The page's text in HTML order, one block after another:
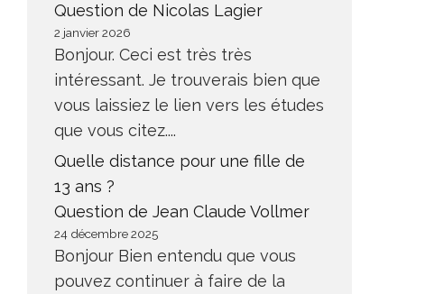
Question de Nicolas Lagier
2 janvier 2026
Bonjour. Ceci est très très
intéressant. Je trouverais bien que
vous laissiez le lien vers les études
que vous citez....
Quelle distance pour une fille de
13 ans ?
Question de Jean Claude Vollmer
24 décembre 2025
Bonjour Bien entendu que vous
pouvez continuer à faire de la